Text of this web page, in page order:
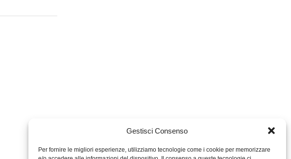
Gestisci Consenso
Per fornire le migliori esperienze, utilizziamo tecnologie come i cookie per memorizzare